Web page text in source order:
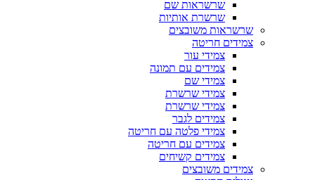
שרשראות שם
שרשרת אותיות
שרשראות משובצים
צמידים חריטה
צמידי עור
צמידים עם תמונה
צמידי שם
צמידי שרשרת
צמידי שרשרת
צמידים לגבר
צמידי פלטה עם חריטה
צמידים עם חריטה
צמידים קשיחים
צמידים משובצים